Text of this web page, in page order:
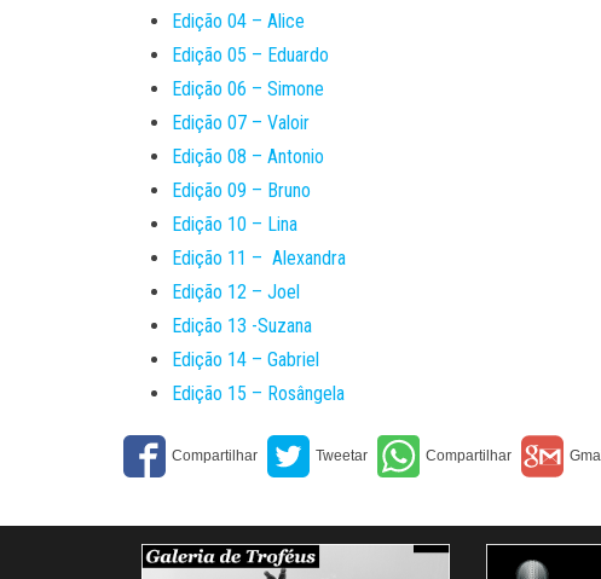
Edição 04 – Alice
Edição 05 – Eduardo
Edição 06 – Simone
Edição 07 – Valoir
Edição 08 – Antonio
Edição 09 – Bruno
Edição 10 – Lina
Edição 11 – Alexandra
Edição 12 – Joel
Edição 13 -Suzana
Edição 14 – Gabriel
Edição 15 – Rosângela